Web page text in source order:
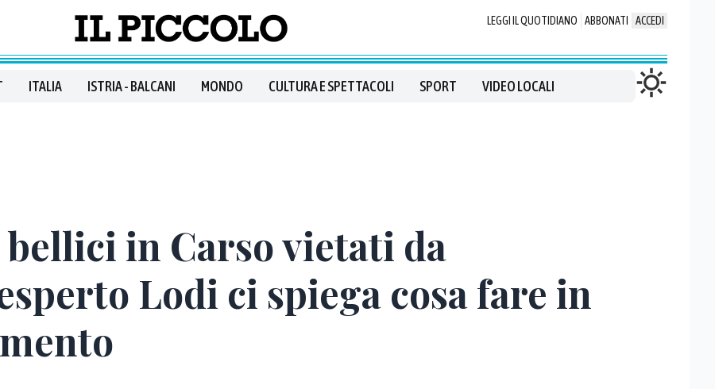
LEGGI IL QUOTIDIANO ABBONATI ACCEDI
ITALIA ISTRIA - BALCANI MONDO CULTURA E SPETTACOLI SPORT VIDEO LOCALI
in Carso vietati da
Lodi ci spiega cosa fare in